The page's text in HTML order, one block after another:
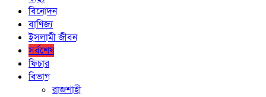
বিনোদন
বাণিজ্য
ইসলামী জীবন
সর্বশেষ
ফিচার
বিভাগ
রাজশাহী